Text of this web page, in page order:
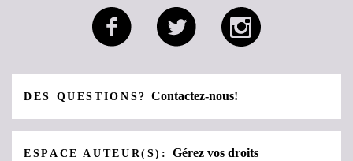
DES QUESTIONS?Contactez-nous!
ESPACE AUTEUR(S):Gérez vos droits